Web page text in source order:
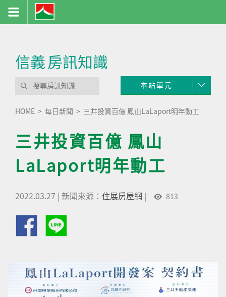
信義房訊知識
本站單元
HOME 每日新聞 三井投資百億 鳳山LaLaport明年動工
三井投資百億 鳳山
LaLaport明年動工
2022.03.27 | 新聞來源： 住展房屋網 | 813